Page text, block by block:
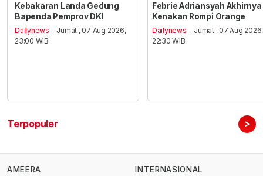
Kebakaran Landa Gedung
Bapenda Pemprov DKI
Dailynews - Jumat , 07 Aug 2026,
23:00 WIB
Febrie Adriansyah Akhirnya
Kenakan Rompi Orange
Dailynews - Jumat , 07 Aug 2026,
22:30 WIB
Terpopuler >
AMEERA INTERNASIONAL